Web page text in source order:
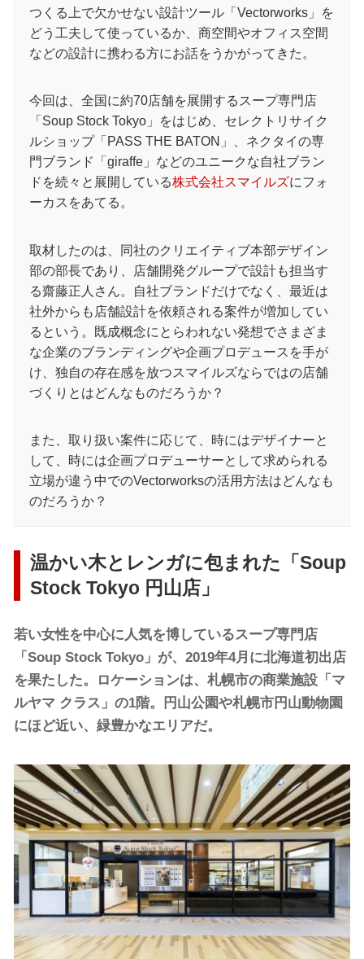
つくる上で欠かせない設計ツール「Vectorworks」を
どう工夫して使っているか、商空間やオフィス空間
などの設計に携わる方にお話をうかがってきた。
今回は、全国に約70店舗を展開するスープ専門店
「Soup Stock Tokyo」をはじめ、セレクトリサイク
ルショップ「PASS THE BATON」、ネクタイの専
門ブランド「giraffe」などのユニークな自社ブラン
ドを続々と展開している株式会社スマイルズにフォ
ーカスをあてる。
取材したのは、同社のクリエイティブ本部デザイン
部の部長であり、店舗開発グループで設計も担当す
る齋藤正人さん。自社ブランドだけでなく、最近は
社外からも店舗設計を依頼される案件が増加してい
るという。既成概念にとらわれない発想でさまざま
な企業のブランディングや企画プロデュースを手が
け、独自の存在感を放つスマイルズならではの店舗
づくりとはどんなものだろうか？
また、取り扱い案件に応じて、時にはデザイナーと
して、時には企画プロデューサーとして求められる
立場が違う中でのVectorworksの活用方法はどんなも
のだろうか？
温かい木とレンガに包まれた「Soup
Stock Tokyo 円山店」
若い女性を中心に人気を博しているスープ専門店
「Soup Stock Tokyo」が、2019年4月に北海道初出店
を果たした。ロケーションは、札幌市の商業施設「マ
ルヤマ クラス」の1階。円山公園や札幌市円山動物園
にほど近い、緑豊かなエリアだ。